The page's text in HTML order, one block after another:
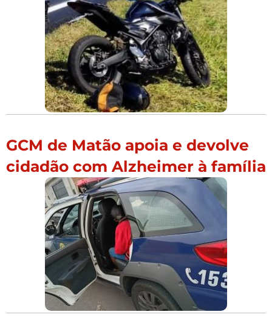
GCM de Matão apoia e devolve
cidadão com Alzheimer à família